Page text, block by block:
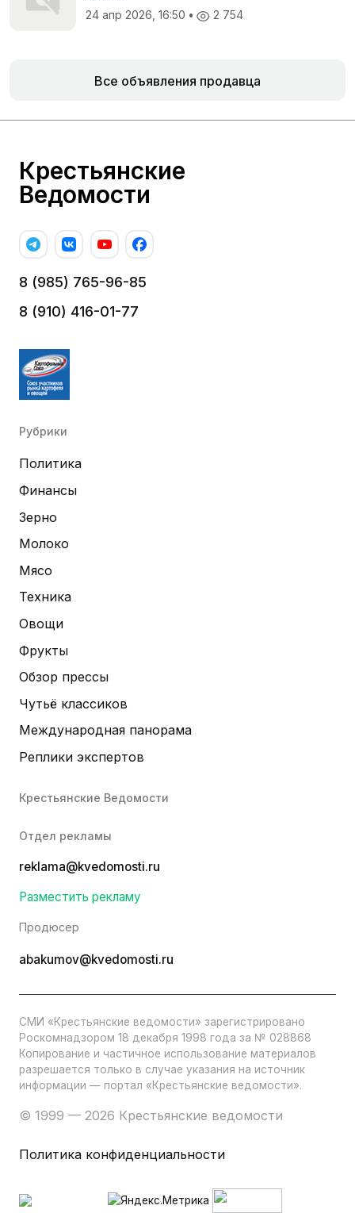
24 апр 2026, 16:50 • 2 754
Все объявления продавца
Крестьянские
Ведомости
8 (985) 765-96-85
8 (910) 416-01-77
Рубрики
Политика
Финансы
Зерно
Молоко
Мясо
Техника
Овощи
Фрукты
Обзор прессы
Чутьё классиков
Международная панорама
Реплики экспертов
Крестьянские Ведомости
Отдел рекламы
reklama@kvedomosti.ru
Разместить рекламу
Продюсер
abakumov@kvedomosti.ru
СМИ «Крестьянские ведомости» зарегистрировано
Роскомнадзором 18 декабря 1998 года за № 028868
Копирование и частичное использование материалов
разрешается только в случае указания на источник
информации — портал «Крестьянские ведомости».
© 1999 — 2026 Крестьянские ведомости
Политика конфиденциальности